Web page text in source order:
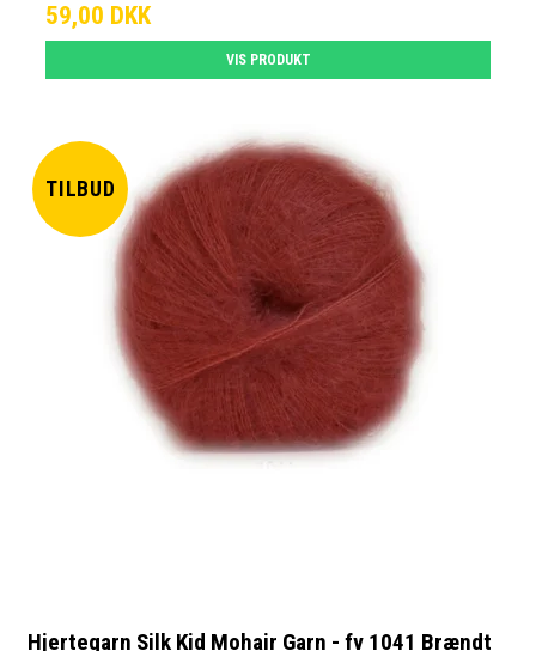
59,00 DKK
VIS PRODUKT
TILBUD
Hjertegarn Silk Kid Mohair Garn - fv 1041 Brændt